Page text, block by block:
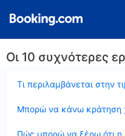
Οι 10 συχνότερες
Τι περιλαμβάνεται στην
Μπορώ να κάνω κράτηση
Πώς μπορώ να ξέρω ότι η